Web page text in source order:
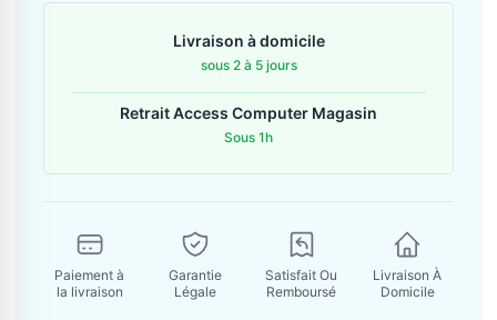
Livraison à domicile
sous 2 à 5 jours
Retrait Access Computer Magasin
Sous 1h
Paiement à
la livraison
Garantie
Légale
Satisfait Ou
Remboursé
Livraison À
Domicile